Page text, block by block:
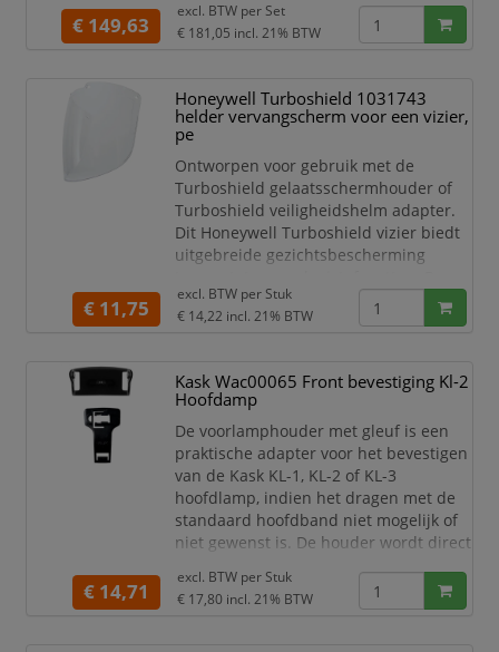
€ 149,63
excl. BTW per Set
€ 181,05 incl. 21% BTW
Honeywell Turboshield 1031743
helder vervangscherm voor een vizier,
pe
Ontworpen voor gebruik met de
Turboshield gelaatsschermhouder of
Turboshield veiligheidshelm adapter.
Dit Honeywell Turboshield vizier biedt
uitgebreide gezichtsbescherming
drukknoppen op de schermhouder
maken het supergemakkelijk om het
Torisch gevormd (gebogen op
twee vlakken), ongecoat helder
polycarbonaat vizier.
De helder transparante
€ 11,75
excl. BTW per Stuk
€ 14,22 incl. 21% BTW
Kask Wac00065 Front bevestiging Kl-2
Hoofdamp
De voorlamphouder met gleuf is een
praktische adapter voor het bevestigen
van de Kask KL-1, KL-2 of KL-3
hoofdlamp, indien het dragen met de
standaard hoofdband niet mogelijk of
niet gewenst is. De houder wordt direct
gemonteerd en zorgt ervoor dat de
lamp stevig en stabiel op de helm zit -
€ 14,71
excl. BTW per Stuk
€ 17,80 incl. 21% BTW